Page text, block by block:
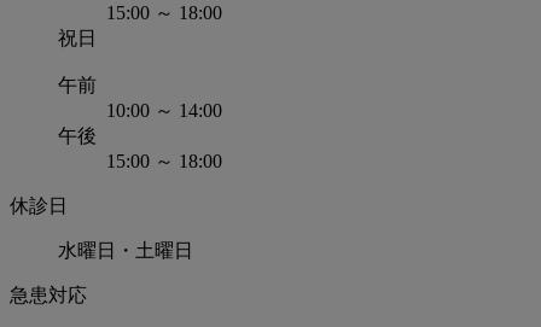
15:00 ～ 18:00
祝日
午前
10:00 ～ 14:00
午後
15:00 ～ 18:00
休診日
水曜日・土曜日
急患対応